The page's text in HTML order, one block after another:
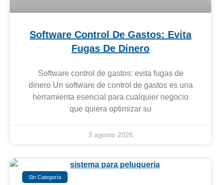
Software Control De Gastos: Evita
Fugas De Dinero
Software control de gastos: evita fugas de
dinero Un software de control de gastos es una
herramienta esencial para cualquier negocio
que quiera optimizar su
3 agosto 2026
Sin Categoría